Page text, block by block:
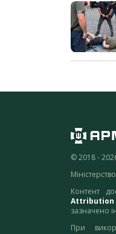
© 2018 -
Контент
зазначено
При